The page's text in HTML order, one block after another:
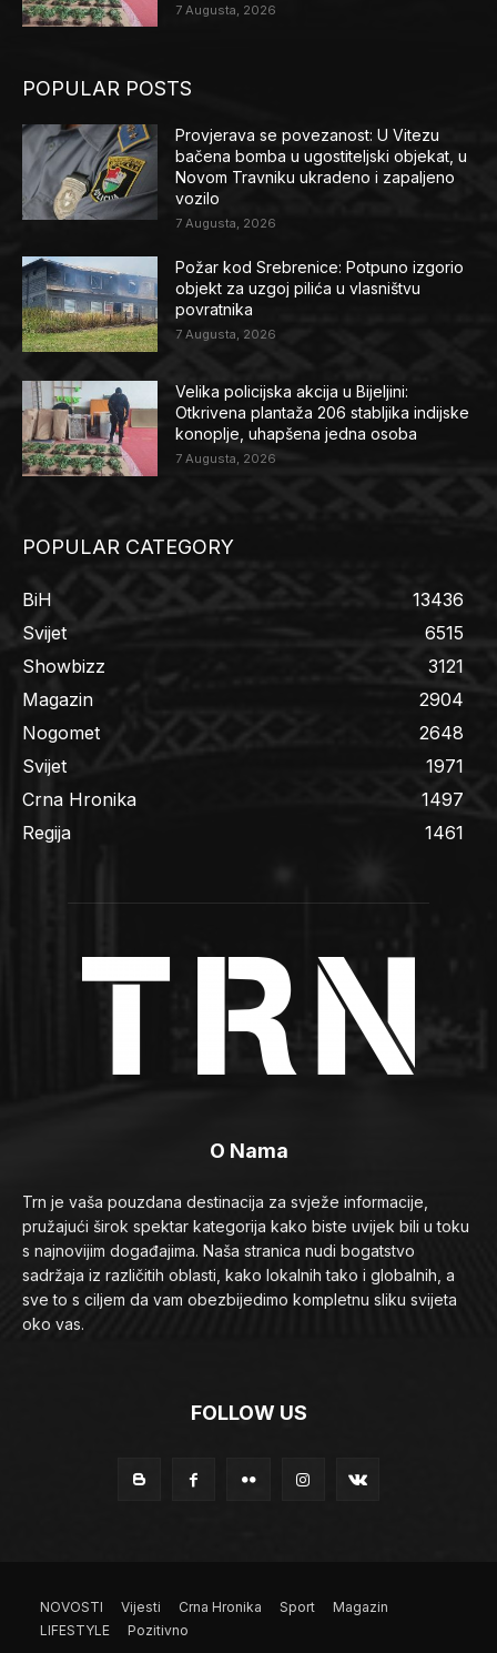
7 Augusta, 2026
POPULAR POSTS
Provjerava se povezanost: U Vitezu
bačena bomba u ugostiteljski objekat, u
Novom Travniku ukradeno i zapaljeno
vozilo
7 Augusta, 2026
Požar kod Srebrenice: Potpuno izgorio
objekt za uzgoj pilića u vlasništvu
povratnika
7 Augusta, 2026
Velika policijska akcija u Bijeljini:
Otkrivena plantaža 206 stabljika indijske
konoplje, uhapšena jedna osoba
7 Augusta, 2026
POPULAR CATEGORY
BiH
13436
Svijet
6515
Showbizz
3121
Magazin
2904
Nogomet
2648
Svijet
1971
Crna Hronika
1497
Regija
1461
O Nama
Trn je vaša pouzdana destinacija za svježe informacije,
pružajući širok spektar kategorija kako biste uvijek bili u toku
s najnovijim događajima. Naša stranica nudi bogatstvo
sadržaja iz različitih oblasti, kako lokalnih tako i globalnih, a
sve to s ciljem da vam obezbijedimo kompletnu sliku svijeta
oko vas.
FOLLOW US
NOVOSTI Vijesti Crna Hronika Sport
Magazin
LIFESTYLE
Pozitivno